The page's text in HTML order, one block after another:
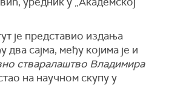
је представио издања
два сајма, међу којима је и
стваралаштво Владимира
на научном скупу у